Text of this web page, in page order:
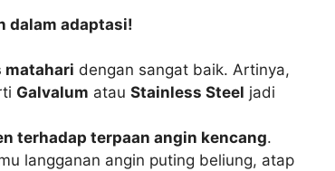
dalam adaptasi!
matahari dengan sangat baik. Artinya,
Galvalum atauStainless Steel jadi
terhadap terpaan angin kencang.
langganan angin puting beliung, atap